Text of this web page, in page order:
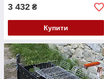
3 432 ₴
Купити